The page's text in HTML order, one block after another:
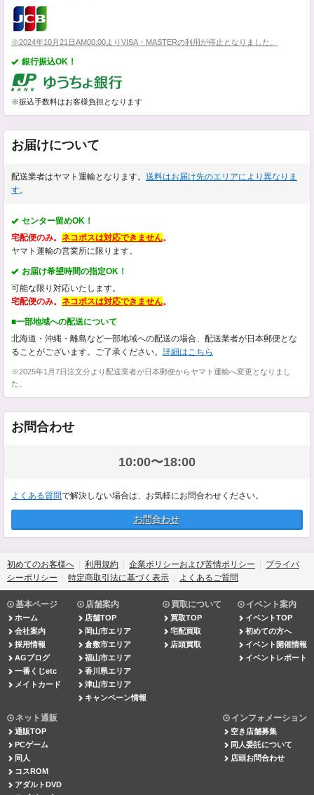
※2024年10月21日AM00:00よりVISA・MASTERの利用が停止となりました。
銀行振込OK！
※振込手数料はお客様負担となります
お届けについて
配送業者はヤマト運輸となります。 送料はお届け先のエリアにより異なりま
す。
センター留めOK！
宅配便のみ。 ネコポスは対応できません。
ヤマト運輸の営業所に限ります。
お届け希望時間の指定OK！
可能な限り対応いたします。
宅配便のみ。 ネコポスは対応できません。
■一部地域への配送について
北海道・沖縄・離島など一部地域への配送の場合、配送業者が日本郵便とな
ることがございます。ご了承ください。 詳細はこちら
※2025年1月7日注文分より配送業者が日本郵便からヤマト運輸へ変更となりまし
た。
お問合わせ
10:00〜18:00
よくある質問で解決しない場合は、お気軽にお問合わせください。
お問合わせ
初めてのお客様へ 利用規約 企業ポリシーおよび苦情ポリシー
プライバ
シーポリシー
特定商取引法に基づく表示 よくあるご質問
基本ページ
ホーム
会社案内
採用情報
AGブログ
一番くじetc
メイトカード
店舗案内
店舗TOP
岡山市エリア
倉敷市エリア
福山市エリア
香川県エリア
津山市エリア
キャンペーン情報
買取について
買取TOP
宅配買取
店頭買取
イベント案内
イベントTOP
初めての方へ
イベント開催情報
イベントレポート
ネット通販
通販TOP
PCゲーム
同人
コスROM
アダルトDVD
インフォメーション
空き店舗募集
同人委託について
店頭お問合わせ